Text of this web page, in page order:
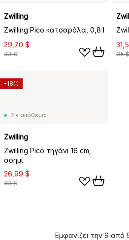
Zwilling
Zwilling Pico κατσαρόλα, 0,8 l
29,70 $
33 $ 35 $
Σε απόθεμα
Zwilling
Zwilling Pico τηγάνι 16 cm,
ασημί
26,99 $
33 $
-18%
Εμφανίζει την 9 από